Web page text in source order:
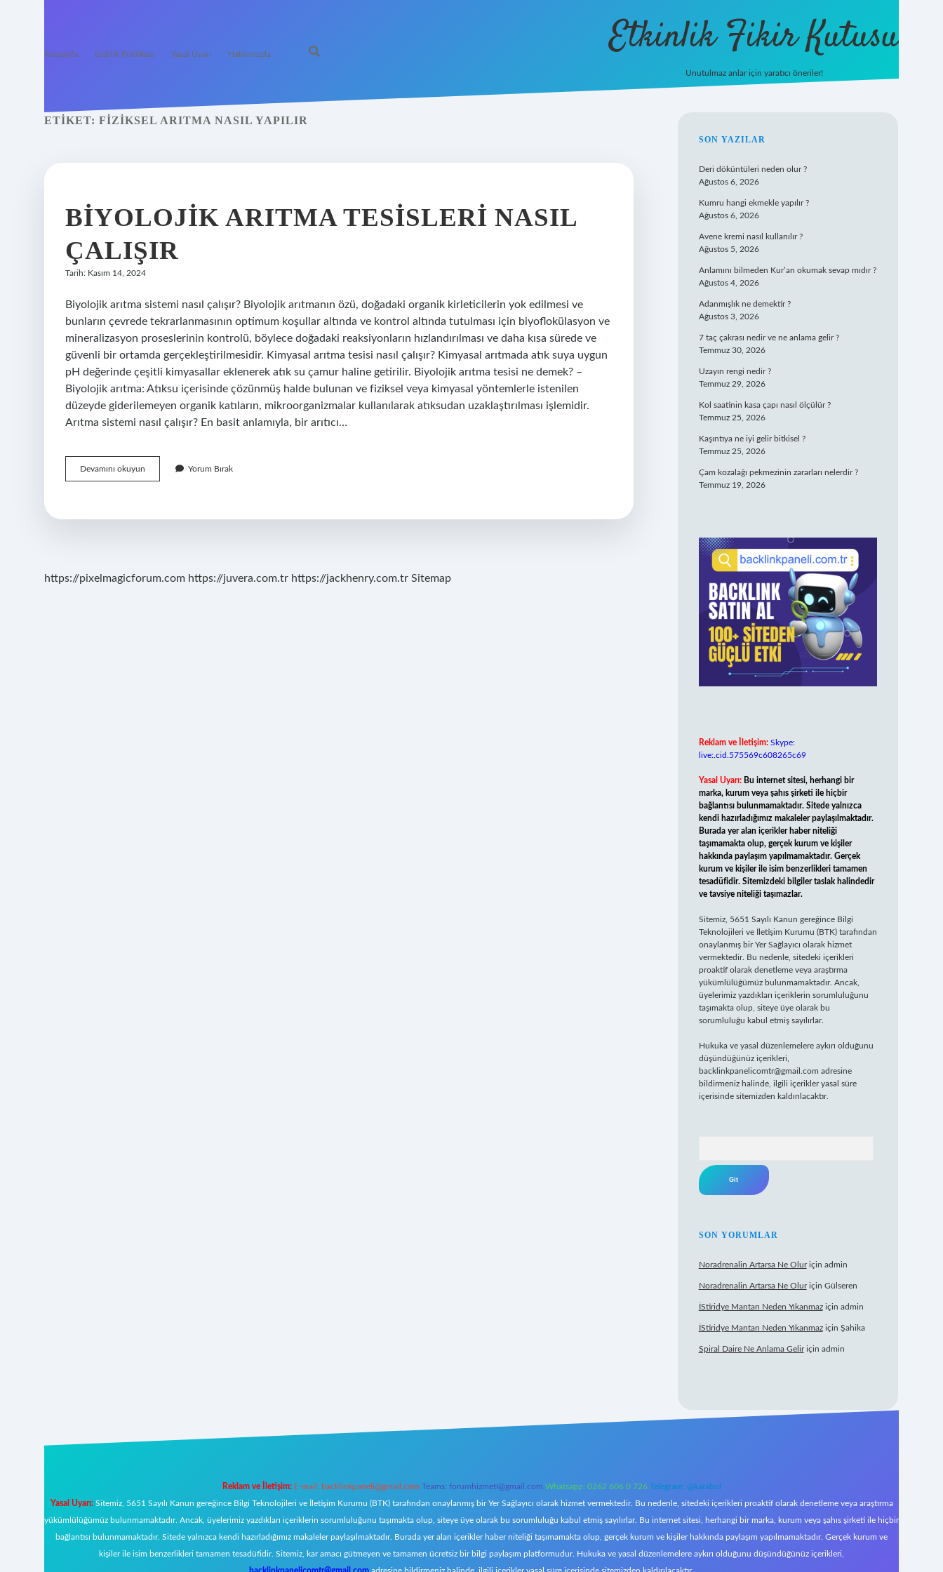
Anasayfa Gizlilik Politikası Yasal Uyarı Hakkımızda Etkinlik Fikir Kutusu
Unutulmaz anlar için yaratıcı öneriler!
ETIKET: FIZIKSEL ARITMA NASIL YAPILIR
BIYOLOJIK ARITMA TESISLERI NASIL
ÇALIŞIR
Tarih: Kasım 14, 2024
Biyolojik arıtma sistemi nasıl çalışır? Biyolojik arıtmanın özü, doğadaki organik kirleticilerin yok edilmesi ve
bunların çevrede tekrarlanmasının optimum koşullar altında ve kontrol altında tutulması için biyoflokülasyon ve
mineralizasyon proseslerinin kontrolü, böylece doğadaki reaksiyonların hızlandırılması ve daha kısa sürede ve
güvenli bir ortamda gerçekleştirilmesidir. Kimyasal arıtma tesisi nasıl çalışır? Kimyasal arıtmada atık suya uygun
pH değerinde çeşitli kimyasallar eklenerek atık su çamur haline getirilir. Biyolojik arıtma tesisi ne demek? –
Biyolojik arıtma: Atıksu içerisinde çözünmüş halde bulunan ve fiziksel veya kimyasal yöntemlerle istenilen
düzeyde giderilemeyen organik katıların, mikroorganizmalar kullanılarak atıksudan uzaklaştırılması işlemidir.
Arıtma sistemi nasıl çalışır? En basit anlamıyla, bir arıtıcı…
Devamını okuyun Biyolojik
Arıtma
Çalışır
Yorum Bırak
https://pixelmagicforum.com https://juvera.com.tr https://jackhenry.com.tr Sitemap
SIDEBAR
SON YAZILAR
Deri döküntüleri neden olur ?
Ağustos 6, 2026
Kumru hangi ekmekle yapılır ?
Ağustos 6, 2026
Avene kremi nasıl kullanılır ?
Ağustos 5, 2026
Anlamını bilmeden Kur’an okumak sevap mıdır ?
Ağustos 4, 2026
Adanmışlık ne demektir ?
Ağustos 3, 2026
7 taç çakrası nedir ve ne anlama gelir ?
Temmuz 30, 2026
Uzayın rengi nedir ?
Temmuz 29, 2026
Kol saatinin kasa çapı nasıl ölçülür ?
Temmuz 25, 2026
Kaşıntıya ne iyi gelir bitkisel ?
Temmuz 25, 2026
Çam kozalağı pekmezinin zararları nelerdir ?
Temmuz 19, 2026
Reklam ve İletişim: Skype:
live:.cid.575569c608265c69
Yasal Uyarı: Bu internet sitesi, herhangi bir
marka, kurum veya şahıs şirketi ile hiçbir
bağlantısı bulunmamaktadır. Sitede yalnızca
kendi hazırladığımız makaleler paylaşılmaktadır.
Burada yer alan içerikler haber niteliği
taşımamakta olup, gerçek kurum ve kişiler
hakkında paylaşım yapılmamaktadır. Gerçek
kurum ve kişiler ile isim benzerlikleri tamamen
tesadüfidir. Sitemizdeki bilgiler taslak halindedir
ve tavsiye niteliği taşımazlar.
Sitemiz, 5651 Sayılı Kanun gereğince Bilgi
Teknolojileri ve İletişim Kurumu (BTK) tarafından
onaylanmış bir Yer Sağlayıcı olarak hizmet
vermektedir. Bu nedenle, sitedeki içerikleri
proaktif olarak denetleme veya araştırma
yükümlülüğümüz bulunmamaktadır. Ancak,
üyelerimiz yazdıkları içeriklerin sorumluluğunu
taşımakta olup, siteye üye olarak bu
sorumluluğu kabul etmiş sayılırlar.
Hukuka ve yasal düzenlemelere aykırı olduğunu
düşündüğünüz içerikleri,
backlinkpanelicomtr@gmail.com adresine
bildirmeniz halinde, ilgili içerikler yasal süre
içerisinde sitemizden kaldırılacaktır.
SON YORUMLAR
Noradrenalin Artarsa Ne Oluriçin admin
Noradrenalin Artarsa Ne Oluriçin Gülseren
İStiridye Mantarı Neden Yıkanmaziçin admin
İStiridye Mantarı Neden Yıkanmaziçin Şahika
Spiral Daire Ne Anlama Geliriçin admin
Reklam ve İletişim: E-mail: backlinkpaneli@gmail.com Teams: forumhizmeti@gmail.com Whatsapp: 0262 606 0 726 Telegram: @karabul
Yasal Uyarı:Sitemiz, 5651 Sayılı Kanun gereğince Bilgi Teknolojileri ve İletişim Kurumu (BTK) tarafından onaylanmış bir Yer Sağlayıcı olarak hizmet vermektedir. Bu nedenle, sitedeki içerikleri proaktif olarak denetleme veya araştırma
yükümlülüğümüz bulunmamaktadır. Ancak, üyelerimiz yazdıkları içeriklerin sorumluluğunu taşımakta olup, siteye üye olarak bu sorumluluğu kabul etmiş sayılırlar. Bu internet sitesi, herhangi bir marka, kurum veya şahıs şirketi ile hiçbir
bağlantısı bulunmamaktadır. Sitede yalnızca kendi hazırladığımız makaleler paylaşılmaktadır. Burada yer alan içerikler haber niteliği taşımamakta olup, gerçek kurum ve kişiler hakkında paylaşım yapılmamaktadır. Gerçek kurum ve
kişiler ile isim benzerlikleri tamamen tesadüfidir. Sitemiz, kar amacı gütmeyen ve tamamen ücretsiz bir bilgi paylaşım platformudur. Hukuka ve yasal düzenlemelere aykırı olduğunu düşündüğünüz içerikleri,